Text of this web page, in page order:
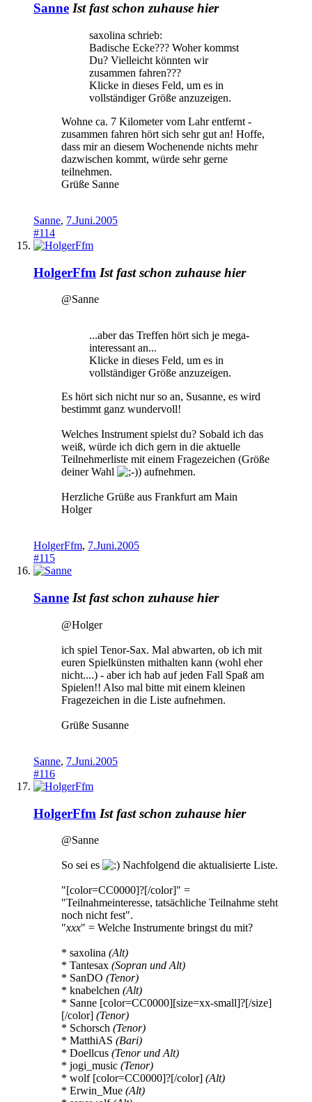
Sanne Ist fast schon zuhause hier
saxolina schrieb:
Badische Ecke??? Woher kommst
Du? Vielleicht könnten wir
zusammen fahren???
Klicke in dieses Feld, um es in
vollständiger Größe anzuzeigen.
Wohne ca. 7 Kilometer vom Lahr entfernt -
zusammen fahren hört sich sehr gut an! Hoffe,
dass mir an diesem Wochenende nichts mehr
dazwischen kommt, würde sehr gerne
teilnehmen.
Grüße Sanne
Sanne, 7.Juni.2005
#114
HolgerFfm Ist fast schon zuhause hier
@Sanne
...aber das Treffen hört sich je mega-
interessant an...
Klicke in dieses Feld, um es in
vollständiger Größe anzuzeigen.
Es hört sich nicht nur so an, Susanne, es wird
bestimmt ganz wundervoll!
Welches Instrument spielst du? Sobald ich das
weiß, würde ich dich gern in die aktuelle
Teilnehmerliste mit einem Fragezeichen (Größe
deiner Wahl
) aufnehmen.
Herzliche Grüße aus Frankfurt am Main
Holger
HolgerFfm, 7.Juni.2005
#115
Sanne Ist fast schon zuhause hier
@Holger
ich spiel Tenor-Sax. Mal abwarten, ob ich mit
euren Spielkünsten mithalten kann (wohl eher
nicht....) - aber ich hab auf jeden Fall Spaß am
Spielen!! Also mal bitte mit einem kleinen
Fragezeichen in die Liste aufnehmen.
Grüße Susanne
Sanne, 7.Juni.2005
#116
HolgerFfm Ist fast schon zuhause hier
@Sanne
So sei es Nachfolgend die aktualisierte Liste.
"[color=CC0000]?[/color]" =
"Teilnahmeinteresse, tatsächliche Teilnahme steht
noch nicht fest".
"xxx" = Welche Instrumente bringst du mit?
* saxolina (Alt)
* Tantesax (Sopran und Alt)
* SanDO (Tenor)
* knabelchen (Alt)
* Sanne [color=CC0000][size=xx-small]?[/size]
[/color] (Tenor)
* Schorsch (Tenor)
* MatthiAS (Bari)
* Doellcus (Tenor und Alt)
* jogi_music (Tenor)
* wolf [color=CC0000]?[/color] (Alt)
* Erwin_Mue (Alt)